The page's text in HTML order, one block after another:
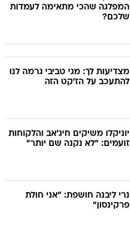
המפלגה שהכי מתאימה לעמדות
שלכם?
מצדיעות לך: מגי טביבי גרמה לנו
להתעכב על הז'קט הזה
יוניקלו משיקים חיג'אב והלקוחות
זועמים: "לא נקנה שם יותר"
נרי ליבנה חושפת: "אני חולת
פרקינסון"